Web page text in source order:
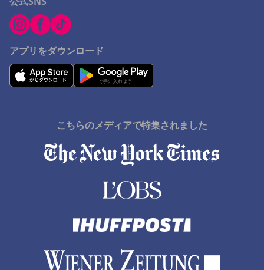
アプリをダウンロード
こちらのメディアで特集されました